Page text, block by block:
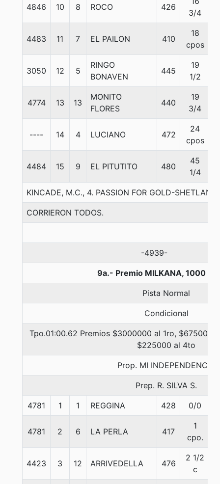
4846 10 8 ROCO 426
3/4
4483 11 7 EL PAILON 410
18
cpos
3050 12 5
RINGO
BONAVEN
445
19
1/2
4774 13 13
MONITO
FLORES
440
19
3/4
---- 14 4 LUCIANO 472
24
cpos
4484 15 9 EL PITUTITO 480
45
1/4
KINCADE, M.C., 4. PASSION FOR GOLD-
CORRIERON TODOS.
-4939-
9a.- Premio MILKANA, 1000
Pista Normal
Condicional
Tpo.01:00.62 Premios $3000000 al 1ro, $675000
$225000 al 4to
Prop. MI INDEPENDENCIA
Prep. R. SILVA S.
4781 1 1 REGGINA 428 0/0
4781 2 6 LA PERLA 417
1
cpo.
4423 3 12 ARRIVEDELLA 476
2 1/2
c